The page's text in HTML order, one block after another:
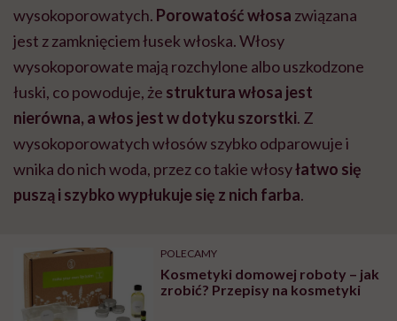
wysokoporowatych. Porowatość włosa związana
jest z zamknięciem łusek włoska. Włosy
wysokoporowate mają rozchylone albo uszkodzone
łuski, co powoduje, że struktura włosa jest
nierówna, a włos jest w dotyku szorstki. Z
wysokoporowatych włosów szybko odparowuje i
wnika do nich woda, przez co takie włosyłatwo się
puszą i szybko wypłukuje się z nich farba.
POLECAMY
Kosmetyki domowej roboty – jak
zrobić? Przepisy na kosmetyki